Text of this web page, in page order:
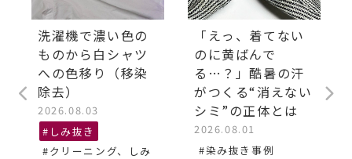
洗濯機で濃い色の
ものから白シャツ
への色移り（移染
除去）
2026.08.03
#しみ抜き
#クリーニング、しみ
「えっ、着てない
のに黄ばんで
る…？」酷暑の汗
がつくる“消えない
シミ”の正体とは
2026.08.01
#染み抜き事例